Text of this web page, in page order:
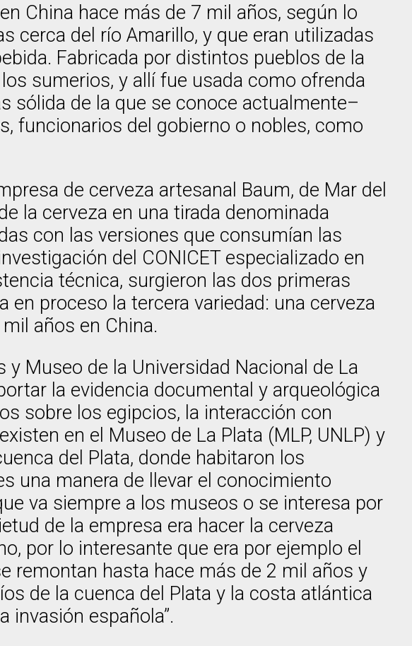
China hace más de 7 mil años, según lo
cerca del río Amarillo, y que eran utilizadas
Fabricada por distintos pueblos de la
sumerios, y allí fue usada como ofrenda
sólida de la que se conoce actualmente–
funcionarios del gobierno o nobles, como
de cerveza artesanal Baum, de Mar del
la cerveza en una tirada denominada
con las versiones que consumían las
del CONICET especializado en
técnica, surgieron las dos primeras
en proceso la tercera variedad: una cerveza
años en China.
y Museo de la Universidad Nacional de La
la evidencia documental y arqueológica
sobre los egipcios, la interacción con
en el Museo de La Plata (MLP, UNLP) y
del Plata, donde habitaron los
una manera de llevar el conocimiento
va siempre a los museos o se interesa por
de la empresa era hacer la cerveza
por lo interesante que era por ejemplo el
remontan hasta hace más de 2 mil años y
de la cuenca del Plata y la costa atlántica
invasión española”.